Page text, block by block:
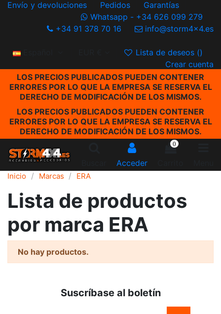
Envío y devoluciones Pedidos
Garantías
Whatsapp - +34 626 099 279
+34 91 378 70 16
info@storm4x4.es
Español Lista de deseos ()
Crear cuenta
LOS PRECIOS PUBLICADOS PUEDEN CONTENER
ERRORES POR LO QUE LA EMPRESA SE RESERVA EL
DERECHO DE MODIFICACIÓN DE LOS MISMOS.
LOS PRECIOS PUBLICADOS PUEDEN CONTENER
ERRORES POR LO QUE LA EMPRESA SE RESERVA EL
DERECHO DE MODIFICACIÓN DE LOS MISMOS.
Acceder
0
Inicio Marcas ERA
Lista de productos
por marca ERA
No hay productos.
Suscríbase al boletín